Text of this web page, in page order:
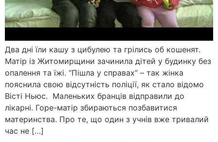
Два дні їли кашу з цибулею та грілись об кошенят.
Матір із Житомирщини зачинила дітей у будинку без
опалення та їжі. “Пішла у справах” – так жінка
пояснила свою відсутність поліції, як стало відомо
Вісті Ньюс. Маленьких бранців відправили до
лікарні. Горе-матір збираються позбавитися
материнства. Про те, що один з учнів вже тривалий
час не […]